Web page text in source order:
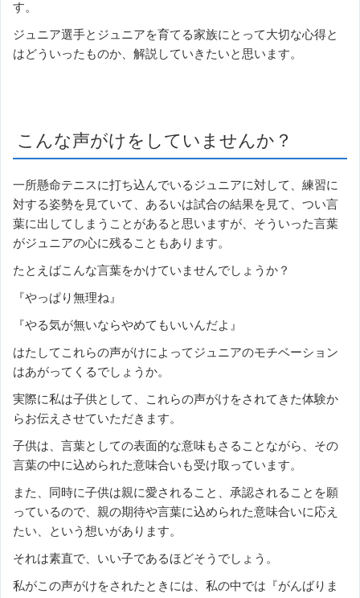
す。
ジュニア選手とジュニアを育てる家族にとって大切な心得と
はどういったものか、解説していきたいと思います。
こんな声がけをしていませんか？
一所懸命テニスに打ち込んでいるジュニアに対して、練習に
対する姿勢を見ていて、あるいは試合の結果を見て、つい言
葉に出してしまうことがあると思いますが、そういった言葉
がジュニアの心に残ることもあります。
たとえばこんな言葉をかけていませんでしょうか？
『やっぱり無理ね』
『やる気が無いならやめてもいいんだよ』
はたしてこれらの声がけによってジュニアのモチベーション
はあがってくるでしょうか。
実際に私は子供として、これらの声がけをされてきた体験か
らお伝えさせていただきます。
子供は、言葉としての表面的な意味もさることながら、その
言葉の中に込められた意味合いも受け取っています。
また、同時に子供は親に愛されること、承認されることを願
っているので、親の期待や言葉に込められた意味合いに応え
たい、という想いがあります。
それは素直で、いい子であるほどそうでしょう。
私がこの声がけをされたときには、私の中では『がんばりま